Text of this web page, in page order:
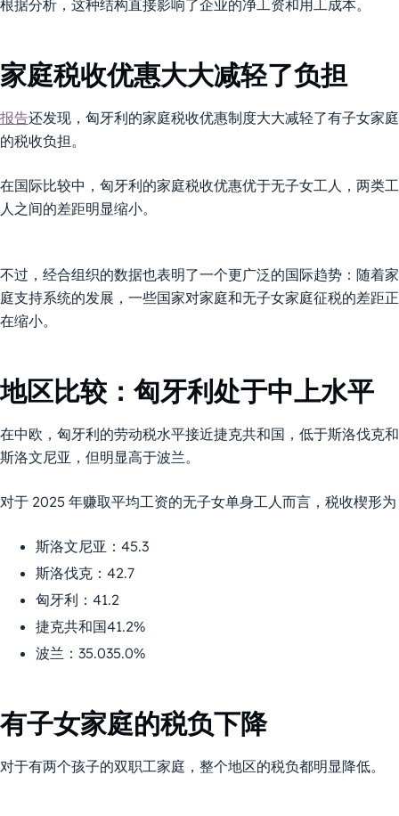
根据分析，这种结构直接影响了企业的净工资和用工成本。
家庭税收优惠大大减轻了负担
报告还发现，匈牙利的家庭税收优惠制度大大减轻了有子女家庭
的税收负担。
在国际比较中，匈牙利的家庭税收优惠优于无子女工人，两类工
人之间的差距明显缩小。
不过，经合组织的数据也表明了一个更广泛的国际趋势：随着家
庭支持系统的发展，一些国家对家庭和无子女家庭征税的差距正
在缩小。
地区比较：匈牙利处于中上水平
在中欧，匈牙利的劳动税水平接近捷克共和国，低于斯洛伐克和
斯洛文尼亚，但明显高于波兰。
对于 2025 年赚取平均工资的无子女单身工人而言，税收楔形为
斯洛文尼亚：45.3
斯洛伐克：42.7
匈牙利：41.2
捷克共和国41.2%
波兰：35.035.0%
有子女家庭的税负下降
对于有两个孩子的双职工家庭，整个地区的税负都明显降低。